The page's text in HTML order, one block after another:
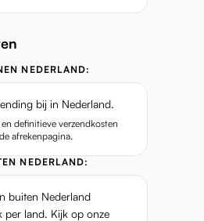
NEDERLAND:
bij in Nederland.
definitieve verzendkosten
afrekenpagina.
NEDERLAND:
buiten Nederland
per land. Kijk op onze